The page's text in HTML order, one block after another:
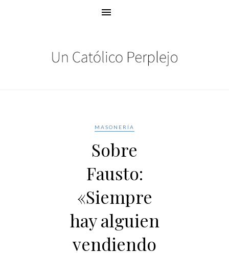
MASONERÍA
Sobre
Fausto:
«Siempre
hay alguien
vendiendo